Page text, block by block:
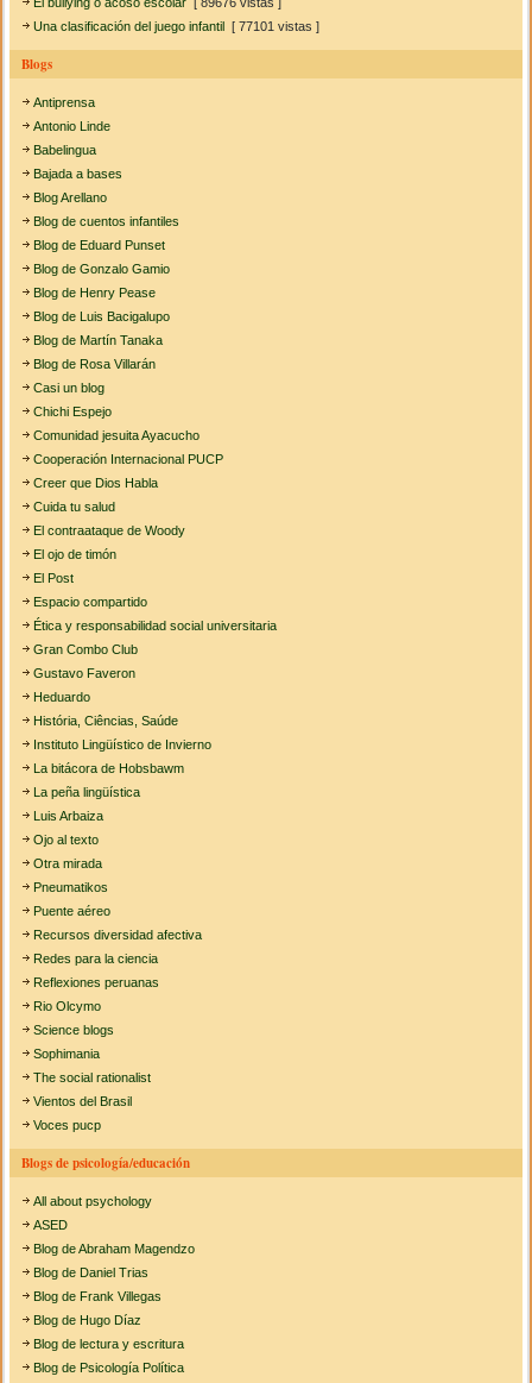
Una clasificación del juego infantil [ 77101 vistas ]
Blogs
Antiprensa
Antonio Linde
Babelingua
Bajada a bases
Blog Arellano
Blog de cuentos infantiles
Blog de Eduard Punset
Blog de Gonzalo Gamio
Blog de Henry Pease
Blog de Luis Bacigalupo
Blog de Martín Tanaka
Blog de Rosa Villarán
Casi un blog
Chichi Espejo
Comunidad jesuita Ayacucho
Cooperación Internacional PUCP
Creer que Dios Habla
Cuida tu salud
El contraataque de Woody
El ojo de timón
El Post
Espacio compartido
Ética y responsabilidad social universitaria
Gran Combo Club
Gustavo Faveron
Heduardo
História, Ciências, Saúde
Instituto Lingüístico de Invierno
La bitácora de Hobsbawm
La peña lingüística
Luis Arbaiza
Ojo al texto
Otra mirada
Pneumatikos
Puente aéreo
Recursos diversidad afectiva
Redes para la ciencia
Reflexiones peruanas
Rio Olcymo
Science blogs
Sophimania
The social rationalist
Vientos del Brasil
Voces pucp
Blogs de psicología/educación
All about psychology
ASED
Blog de Abraham Magendzo
Blog de Daniel Trias
Blog de Frank Villegas
Blog de Hugo Díaz
Blog de lectura y escritura
Blog de Psicología Política